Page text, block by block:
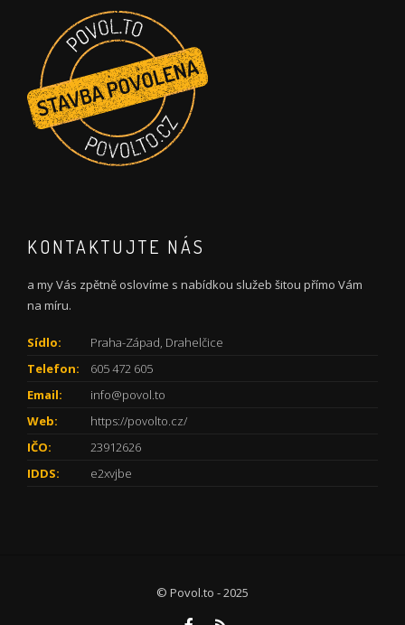
KONTAKTUJTE NÁS
a my Vás zpětně oslovíme s nabídkou služeb šitou přímo Vám
na míru.
Sídlo:
Praha-Západ, Drahelčice
Telefon:
605 472 605
Email:
info@povol.to
Web:
https://povolto.cz/
IČO:
23912626
IDDS:
e2xvjbe
© Povol.to - 2025